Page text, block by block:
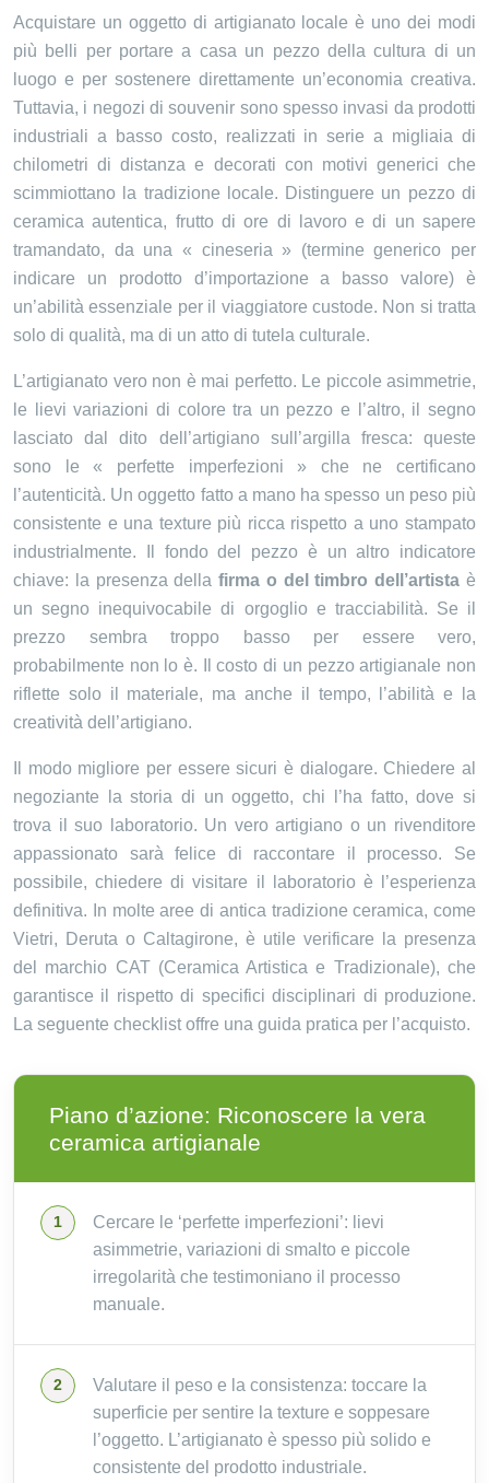
Acquistare un oggetto di artigianato locale è uno dei modi
più belli per portare a casa un pezzo della cultura di un
luogo e per sostenere direttamente un’economia creativa.
Tuttavia, i negozi di souvenir sono spesso invasi da prodotti
industriali a basso costo, realizzati in serie a migliaia di
chilometri di distanza e decorati con motivi generici che
scimmiottano la tradizione locale. Distinguere un pezzo di
ceramica autentica, frutto di ore di lavoro e di un sapere
tramandato, da una « cineseria » (termine generico per
indicare un prodotto d’importazione a basso valore) è
un’abilità essenziale per il viaggiatore custode. Non si tratta
solo di qualità, ma di un atto di tutela culturale.
L’artigianato vero non è mai perfetto. Le piccole asimmetrie,
le lievi variazioni di colore tra un pezzo e l’altro, il segno
lasciato dal dito dell’artigiano sull’argilla fresca: queste
sono le « perfette imperfezioni » che ne certificano
l’autenticità. Un oggetto fatto a mano ha spesso un peso più
consistente e una texture più ricca rispetto a uno stampato
industrialmente. Il fondo del pezzo è un altro indicatore
chiave: la presenza dellafirma o del timbro dell’artista è
un segno inequivocabile di orgoglio e tracciabilità. Se il
prezzo sembra troppo basso per essere vero,
probabilmente non lo è. Il costo di un pezzo artigianale non
riflette solo il materiale, ma anche il tempo, l’abilità e la
creatività dell’artigiano.
Il modo migliore per essere sicuri è dialogare. Chiedere al
negoziante la storia di un oggetto, chi l’ha fatto, dove si
trova il suo laboratorio. Un vero artigiano o un rivenditore
appassionato sarà felice di raccontare il processo. Se
possibile, chiedere di visitare il laboratorio è l’esperienza
definitiva. In molte aree di antica tradizione ceramica, come
Vietri, Deruta o Caltagirone, è utile verificare la presenza
del marchio CAT (Ceramica Artistica e Tradizionale), che
garantisce il rispetto di specifici disciplinari di produzione.
La seguente checklist offre una guida pratica per l’acquisto.
Piano d’azione: Riconoscere la vera
ceramica artigianale
Cercare le ‘perfette imperfezioni’: lievi
asimmetrie, variazioni di smalto e piccole
irregolarità che testimoniano il processo
manuale.
Valutare il peso e la consistenza: toccare la
superficie per sentire la texture e soppesare
l’oggetto. L’artigianato è spesso più solido e
consistente del prodotto industriale.